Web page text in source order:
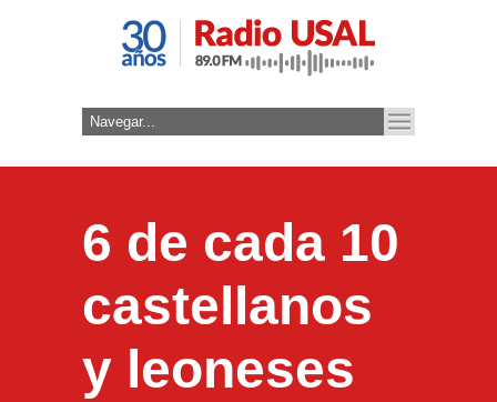
6 de cada 10
castellanos
y leoneses